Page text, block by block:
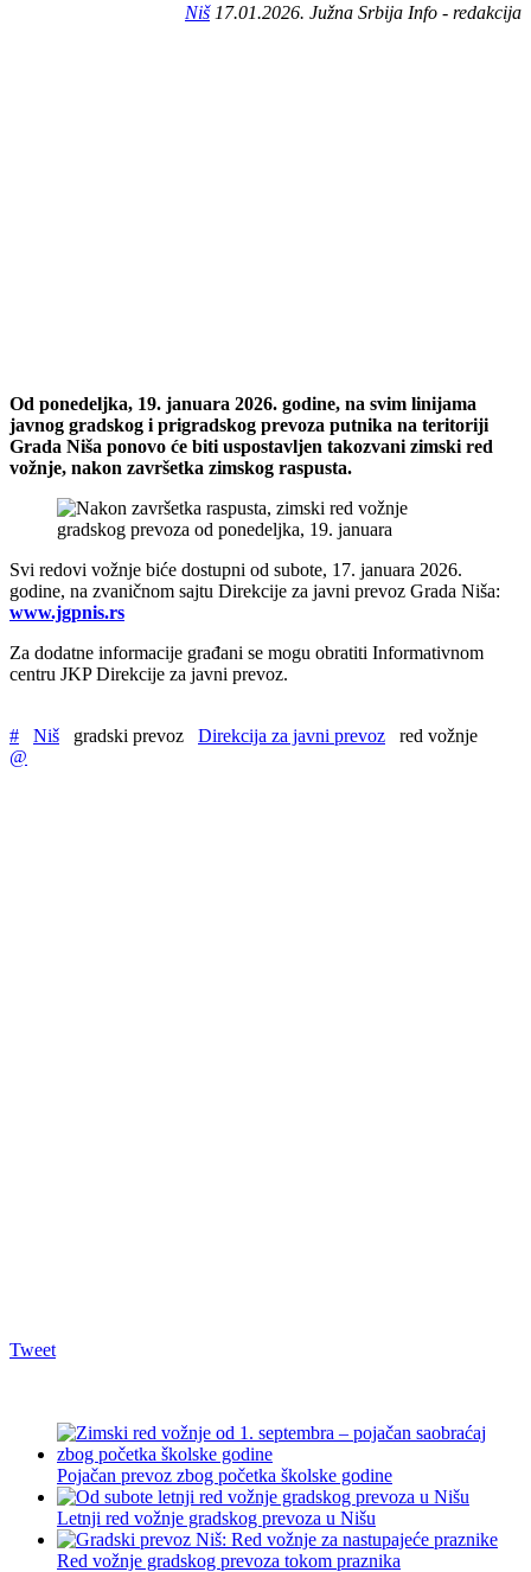
Niš17.01.2026. Južna Srbija Info - redakcija
Od ponedeljka, 19. januara 2026. godine, na svim linijama
javnog gradskog i prigradskog prevoza putnika na teritoriji
Grada Niša ponovo će biti uspostavljen takozvani zimski red
vožnje, nakon završetka zimskog raspusta.
Svi redovi vožnje biće dostupni od subote, 17. januara 2026.
godine, na zvaničnom sajtu Direkcije za javni prevoz Grada Niša:
www.jgpnis.rs
Za dodatne informacije građani se mogu obratiti Informativnom
centru JKP Direkcije za javni prevoz.
# Niš gradski prevoz Direkcija za javni prevoz
red vožnje
@
Tweet
Pojačan prevoz zbog početka školske godine
Letnji red vožnje gradskog prevoza u Nišu
Red vožnje gradskog prevoza tokom praznika